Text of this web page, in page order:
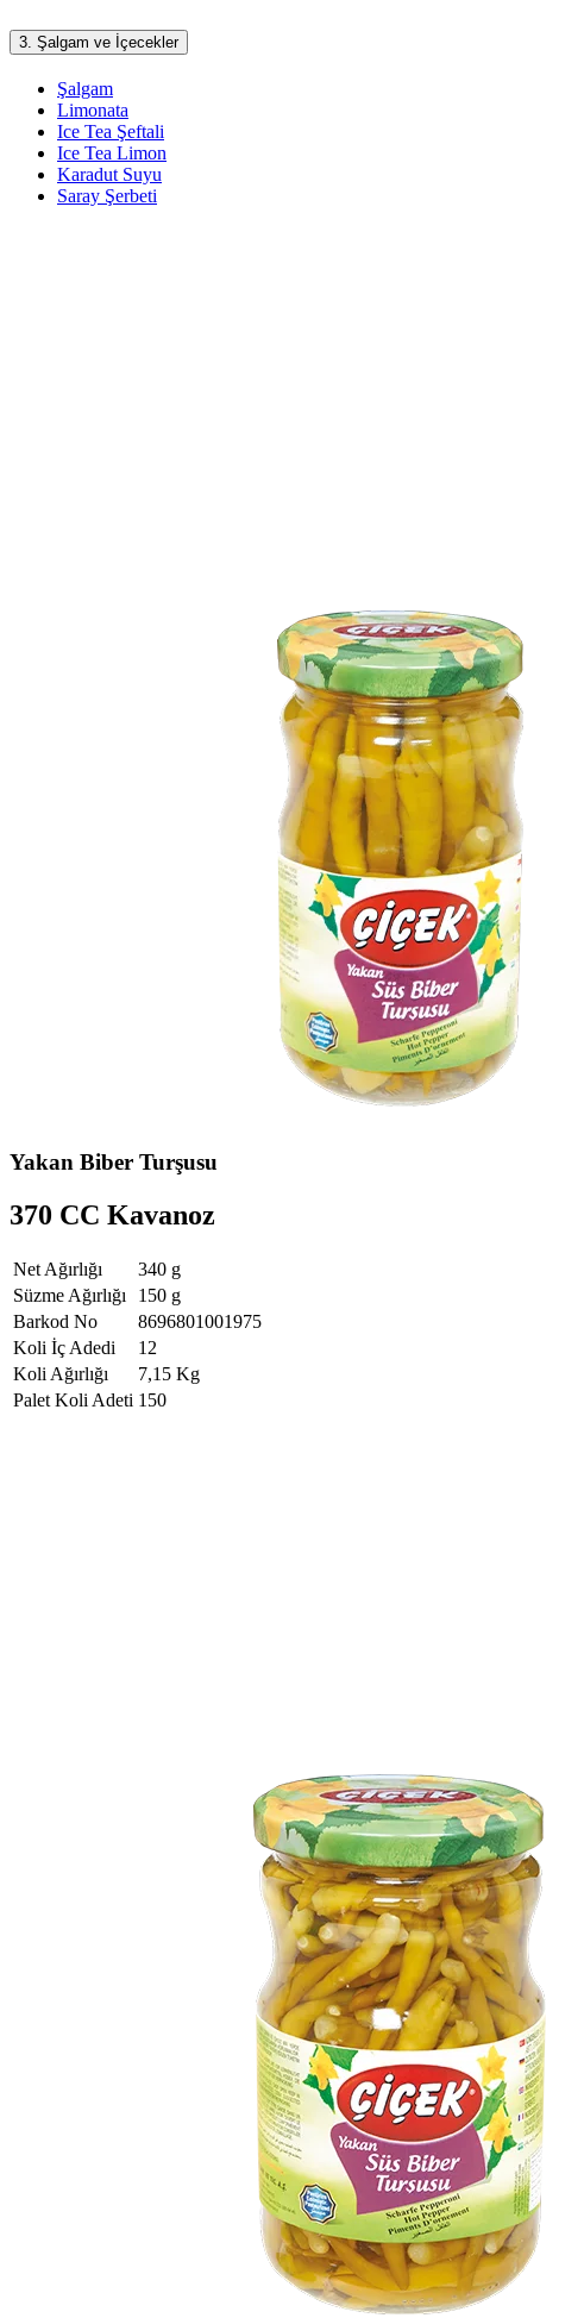
3. Şalgam ve İçecekler
Şalgam
Limonata
Ice Tea Şeftali
Ice Tea Limon
Karadut Suyu
Saray Şerbeti
Yakan Biber Turşusu
370 CC Kavanoz
Net Ağırlığı
340 g
Süzme Ağırlığı
150 g
Barkod No
8696801001975
Koli İç Adedi
12
Koli Ağırlığı
7,15 Kg
Palet Koli Adeti 150